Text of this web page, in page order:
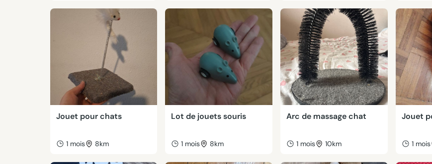
Jouet pour chats
1 mois 8km
Lot de jouets souris
1 mois 8km
Arc de massage chat
1 mois 10km
Jouet
1 mois